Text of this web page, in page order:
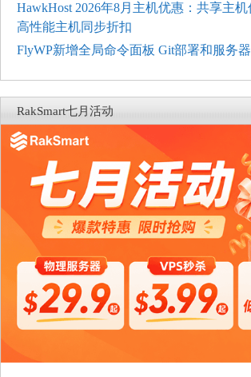
HawkHost 2026年8月主机优惠：共享主机
高性能主机同步折扣
FlyWP新增全局命令面板 Git部署和服务
RakSmart七月活动